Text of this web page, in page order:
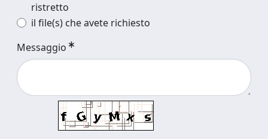
ristretto
il file(s) che avete richiesto
Messaggio